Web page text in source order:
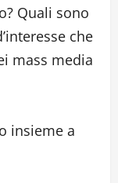
Quali sono
che
mass media
insieme a